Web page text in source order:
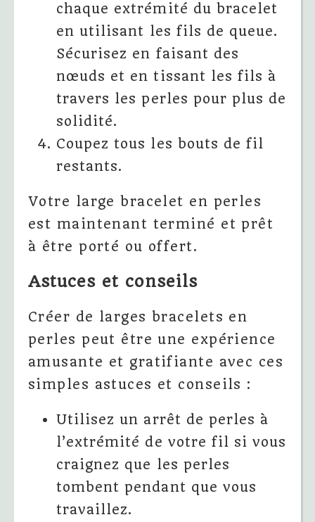
chaque extrémité du bracelet
en utilisant les fils de queue.
Sécurisez en faisant des
nœuds et en tissant les fils à
travers les perles pour plus de
solidité.
Coupez tous les bouts de fil
restants.
Votre large bracelet en perles
est maintenant terminé et prêt
à être porté ou offert.
Astuces et conseils
Créer de larges bracelets en
perles peut être une expérience
amusante et gratifiante avec ces
simples astuces et conseils :
Utilisez un arrêt de perles à
l’extrémité de votre fil si vous
craignez que les perles
tombent pendant que vous
travaillez.